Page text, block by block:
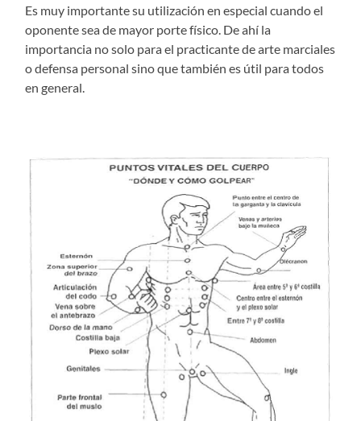
Es muy importante su utilización en especial cuando el
oponente sea de mayor porte físico. De ahí la
importancia no solo para el practicante de arte marciales
o defensa personal sino que también es útil para todos
en general.